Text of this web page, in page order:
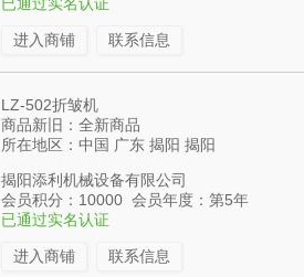
进入商铺 联系信息
LZ-502折皱机
商品新旧：全新商品
所在地区：中国 广东 揭阳 揭阳
揭阳添利机械设备有限公司
会员积分：10000 会员年度：第5年
已通过实名认证
进入商铺 联系信息